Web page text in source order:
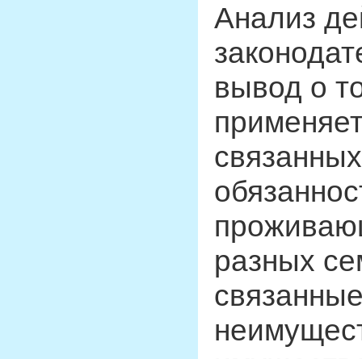
Анализ
вывод о
разных